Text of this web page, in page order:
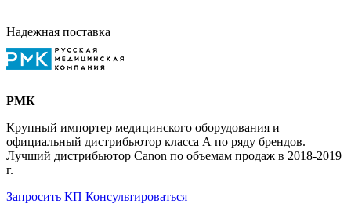
Надежная поставка
РМК
Крупный импортер медицинского оборудования и
официальный дистрибьютор класса А по ряду брендов.
Лучший дистрибьютор Canon по объемам продаж в 2018-2019
г.
Запросить КП Консультироваться